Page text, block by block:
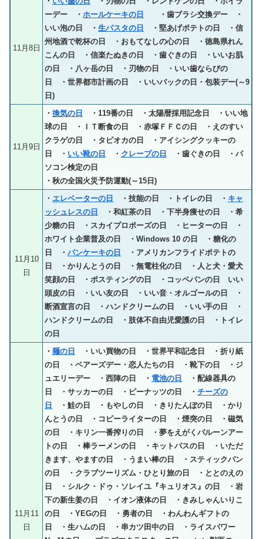
11月8日
ーデー ・ ホールケーキの日
・歯ブラシ交換デー ・
いい泡の日 ・ 生パスタの日
・堅あげポテトの日 ・信
州地酒で乾杯の日 ・おもてなしの心の日 ・徳島県れん
こんの日 ・信楽たぬきの日 ・歯ぐきの日 ・いいお肌
の日 ・八ヶ岳の日 ・刃物の日 ・いい歯ならびの
日 ・世界都市計画の日 ・いいパックの日・包装デー(～9
日)
11月9日
・ 換気の日
・119番の日 ・太陽暦採用記念日 ・いい地
球の日 ・ＩＴ断食の日 ・赤塚ＦＦＣの日 ・えのすい
クラゲの日 ・タピオカの日 ・アイシングクッキーの
日 ・ いい靴の日 ・ クレープの日
・歯ぐきの日 ・パ
ソコン検定の日
・秋の全国火災予防運動(～15日)
11月10
日
・ エレベーターの日 ・技能の日 ・トイレの日 ・ キャ
ッシュレスの日
・和紅茶の日 ・下半身痩せの日 ・希
少糖の日 ・スカイプロポーズの日 ・ヒーターの日 ・
ホワイト企業普及の日 ・Windows 10 の日 ・糖化の
日 ・ パンケーキの日
・アメリカンフライドポテトの
日 ・かりんとうの日 ・無電柱化の日 ・人と犬・愛犬
笑顔の日 ・ポスティングの日 ・コッペパンの日 いい
頭皮の日 ・いい友の日 ・いい音・オルゴールの日 ・
断酒宣言の日 ・ハンドクリームの日 ・いい手の日 ・
ハンドクリームの日 ・肢体不自由児愛護の日 ・トイレ
の日
11月11
日
・ 麺の日
・いい買物の日 ・世界平和記念日 ・折り紙
の日 ・ペアーズデー・恋人たちの日 ・靴下の日 ・ジ
ュエリーデー ・西陣の日 ・ 電池の日
・配線器具の
日 ・サッカーの日 ・ピーナッツの日 ・ チーズの
日
・鮭の日 ・もやしの日 ・きりたんぽの日 ・かり
んとうの日 ・コピーライターの日 ・煙突の日 ・磁気
の日 ・キリン一番搾りの日 ・夢をえがくバルーンアー
トの日 ・棒ラーメンの日 ・キットパスの日 ・いただ
きます、やますの日 ・うまい棒の日 ・スティックパン
の日 ・クラブツーリズム・ひとり旅の日 ・ととのえの
日 ・シルク・ドゥ・ソレイユ『キュリオス』の日 ・岩
下の新生姜の日 ・イオン液体の日 ・きみしゃんいりこ
の日 ・YEGの日 ・勇者の日 ・わんわんギフトの
日 ・生ハムの日 ・串カツ田中の日 ・ライスパワー